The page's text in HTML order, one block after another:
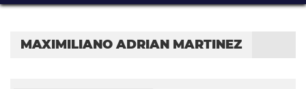
MAXIMILIANO ADRIAN MARTINEZ